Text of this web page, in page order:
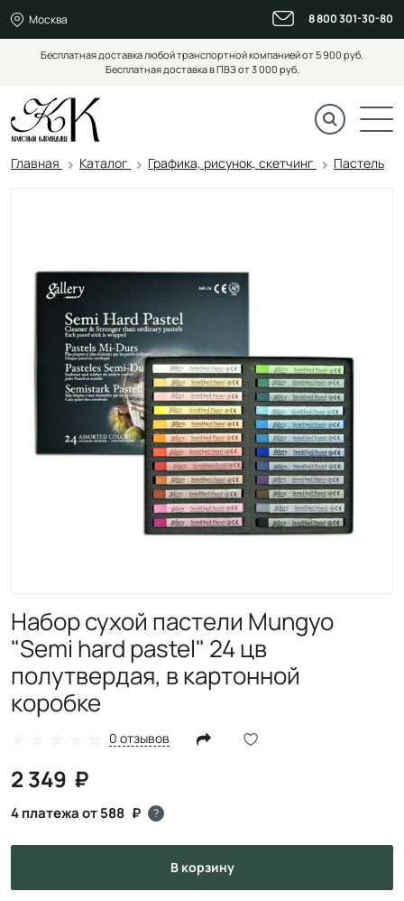
Москва 8 800 301-30-80
Бесплатная доставка любой транспортной компанией от 5 900 руб.
Бесплатная доставка в ПВЗ от 3 000 руб.
Главная Каталог Графика, рисунок, скетчинг Пастель
Набор сухой пастели Mungyo
"Semi hard pastel" 24 цв
полутвердая, в картонной
коробке
0 отзывов
2 349
4 платежа от 588 ?
в корзину